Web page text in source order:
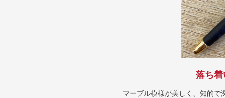
落ち
マーブル模様が美しく、知的で